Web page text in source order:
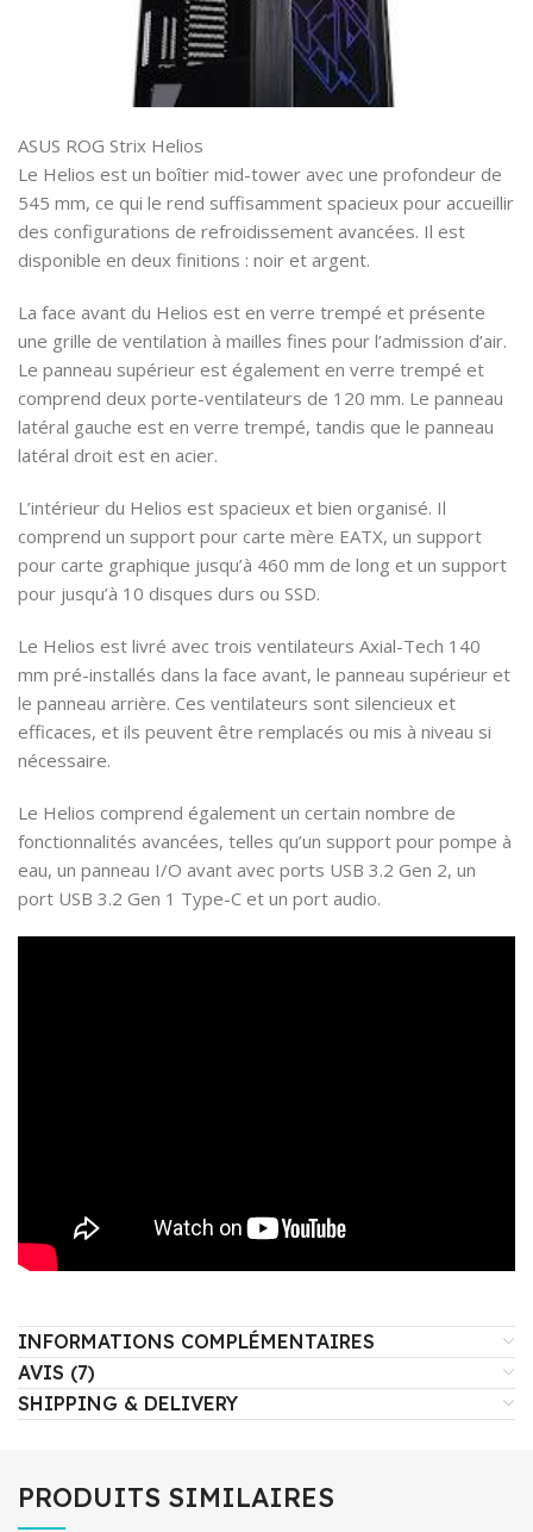
ASUS ROG Strix Helios
Le Helios est un boîtier mid-tower avec une profondeur de
545 mm, ce qui le rend suffisamment spacieux pour accueillir
des configurations de refroidissement avancées. Il est
disponible en deux finitions : noir et argent.
La face avant du Helios est en verre trempé et présente
une grille de ventilation à mailles fines pour l’admission d’air.
Le panneau supérieur est également en verre trempé et
comprend deux porte-ventilateurs de 120 mm. Le panneau
latéral gauche est en verre trempé, tandis que le panneau
latéral droit est en acier.
L’intérieur du Helios est spacieux et bien organisé. Il
comprend un support pour carte mère EATX, un support
pour carte graphique jusqu’à 460 mm de long et un support
pour jusqu’à 10 disques durs ou SSD.
Le Helios est livré avec trois ventilateurs Axial-Tech 140
mm pré-installés dans la face avant, le panneau supérieur et
le panneau arrière. Ces ventilateurs sont silencieux et
efficaces, et ils peuvent être remplacés ou mis à niveau si
nécessaire.
Le Helios comprend également un certain nombre de
fonctionnalités avancées, telles qu’un support pour pompe à
eau, un panneau I/O avant avec ports USB 3.2 Gen 2, un
port USB 3.2 Gen 1 Type-C et un port audio.
INFORMATIONS COMPLÉMENTAIRES
AVIS (7)
SHIPPING & DELIVERY
PRODUITS SIMILAIRES